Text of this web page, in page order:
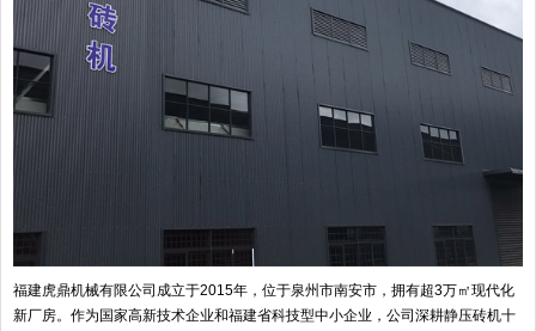
福建虎鼎机械有限公司成立于2015年，位于泉州市南安市，拥有超3万㎡现代化
新厂房。作为国家高新技术企业和福建省科技型中小企业，公司深耕静压砖机十